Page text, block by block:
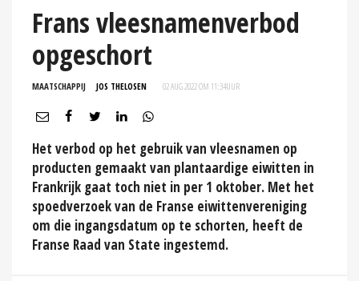
Frans vleesnamenverbod
opgeschort
MAATSCHAPPIJ JOS THELOSEN 02 AUG 2022 OM 11:34UUR
Het verbod op het gebruik van vleesnamen op
producten gemaakt van plantaardige eiwitten in
Frankrijk gaat toch niet in per 1 oktober. Met het
spoedverzoek van de Franse eiwittenvereniging
om die ingangsdatum op te schorten, heeft de
Franse Raad van State ingestemd.